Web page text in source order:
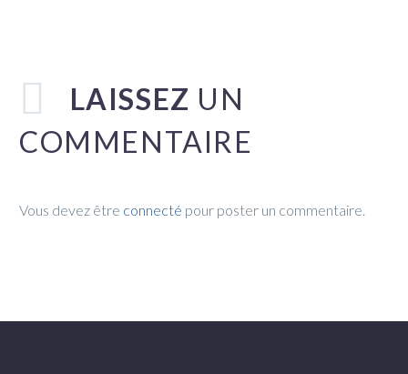
LAISSEZ UN
COMMENTAIRE
Vous devez être connecté pour poster un commentaire.